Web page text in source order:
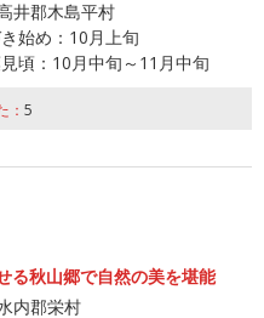
井郡木島平村
始め： 10月上旬
頃： 10月中旬～11月中旬
： 5
る秋山郷で自然の美を堪能
内郡栄村